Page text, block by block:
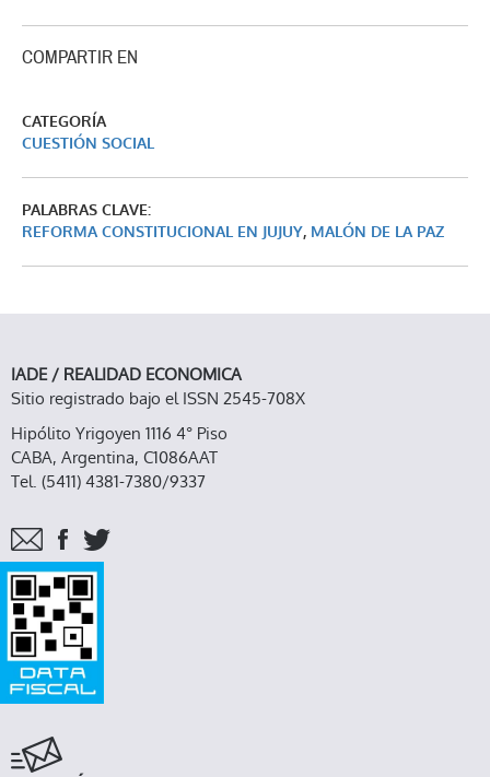
COMPARTIR EN
CATEGORÍA
CUESTIÓN SOCIAL
PALABRAS CLAVE:
REFORMA CONSTITUCIONAL EN JUJUY, MALÓN DE LA PAZ
IADE / REALIDAD ECONOMICA
Sitio registrado bajo el ISSN 2545-708X
Hipólito Yrigoyen 1116 4° Piso
CABA, Argentina, C1086AAT
Tel. (5411) 4381-7380/9337